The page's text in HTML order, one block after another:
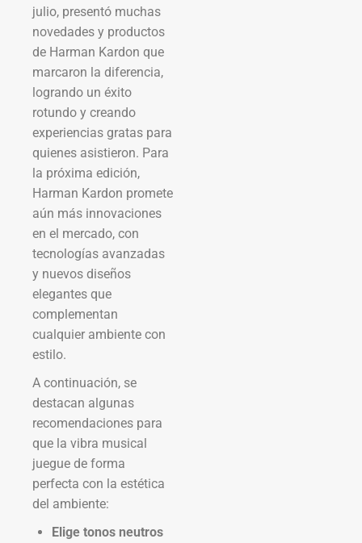
julio, presentó muchas
novedades y productos
de Harman Kardon que
marcaron la diferencia,
logrando un éxito
rotundo y creando
experiencias gratas para
quienes asistieron. Para
la próxima edición,
Harman Kardon promete
aún más innovaciones
en el mercado, con
tecnologías avanzadas
y nuevos diseños
elegantes que
complementan
cualquier ambiente con
estilo.
A continuación, se
destacan algunas
recomendaciones para
que la vibra musical
juegue de forma
perfecta con la estética
del ambiente:
Elige tonos neutros